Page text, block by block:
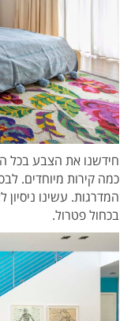
חידשנו את הצבע בכל
כמה קירות מיוחדים.
המדרגות. עשינו
בכחול פטרול.